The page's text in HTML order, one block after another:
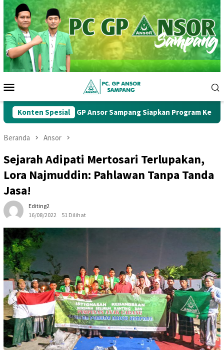
Loncat
ke
konten
Mobile
Konten Spesial
Ke-1, PC GP Ansor Sampang Siapkan Program Kerja Strategis
Beranda Ansor
Sejarah Adipati Mertosari Terlupakan,
Lora Najmuddin: Pahlawan Tanpa Tanda
Jasa!
Editing2
16/08/2022
51 Dilihat